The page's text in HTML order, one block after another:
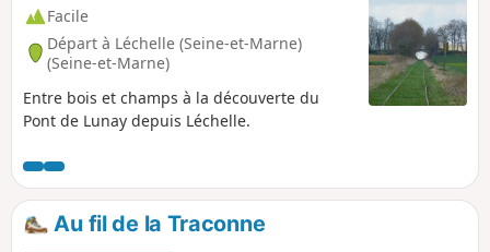
Facile
Départ à Léchelle (Seine-et-Marne)
(Seine-et-Marne)
Entre bois et champs à la découverte du
Pont de Lunay depuis Léchelle.
Au fil de la Traconne